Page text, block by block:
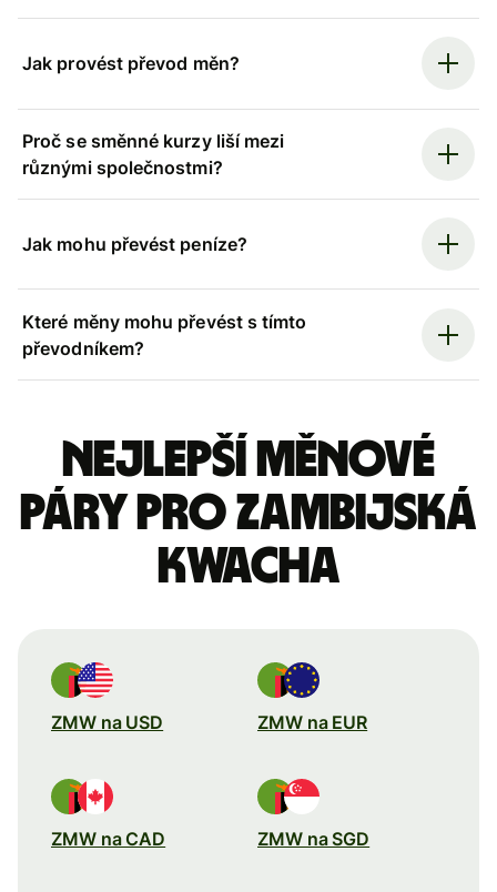
Jak provést převod měn?
Proč se směnné kurzy liší mezi
různými společnostmi?
Jak mohu převést peníze?
Které měny mohu převést s tímto
převodníkem?
Nejlepší měnové
páry pro zambijská
kwacha
ZMW na USD ZMW na EUR
ZMW na CAD ZMW na SGD